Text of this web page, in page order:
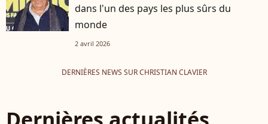
dans l'un des pays les plus sûrs du
monde
2 avril 2026
DERNIÈRES NEWS SUR CHRISTIAN CLAVIER